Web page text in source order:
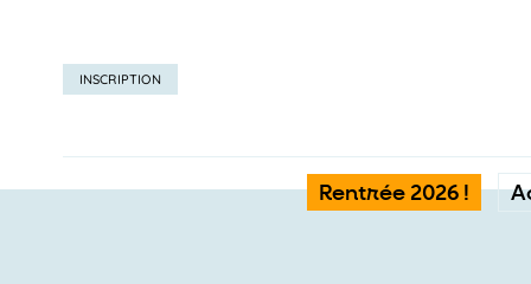
Rentrée 2026 !
INSCRIPTION